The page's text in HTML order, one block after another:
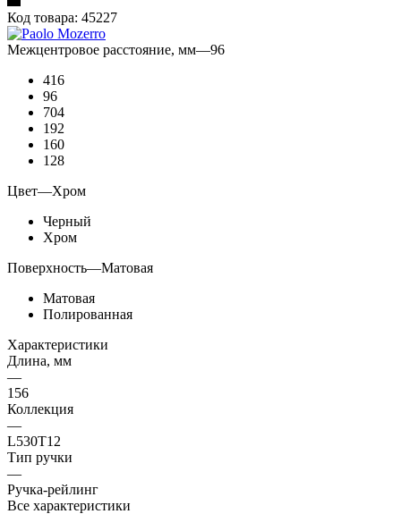
Код товара: 45227
Межцентровое расстояние, мм—96
416
96
704
192
160
128
Цвет—Хром
Черный
Хром
Поверхность—Матовая
Матовая
Полированная
Характеристики
Длина, мм
—
156
Коллекция
—
L530T12
Тип ручки
—
Ручка-рейлинг
Все характеристики